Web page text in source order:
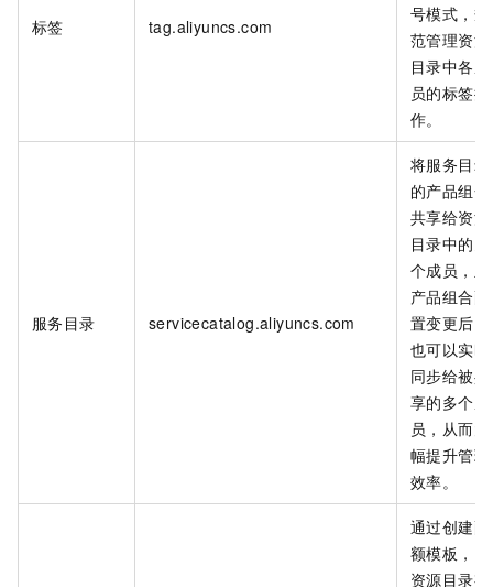
标签 tag.aliyuncs.com
号模式，规
范管理资源
目录中各成
员的标签操
作。
服务目录 servicecatalog.aliyuncs.com
将服务目录
的产品组合
共享给资源
目录中的多
个成员，且
产品组合配
置变更后，
也可以实时
同步给被共
享的多个成
员，从而大
幅提升管理
效率。
通过创建配
额模板，当
资源目录有